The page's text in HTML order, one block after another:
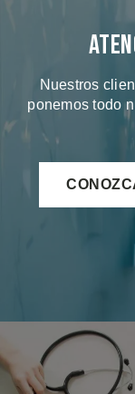
Nuestros
ponemos todo